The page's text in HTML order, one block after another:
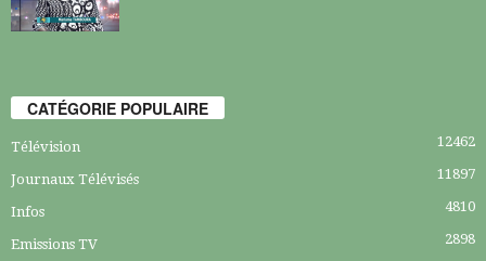
CATÉGORIE POPULAIRE
Télévision 12462
Journaux Télévisés 11897
Infos 4810
Emissions TV 2898